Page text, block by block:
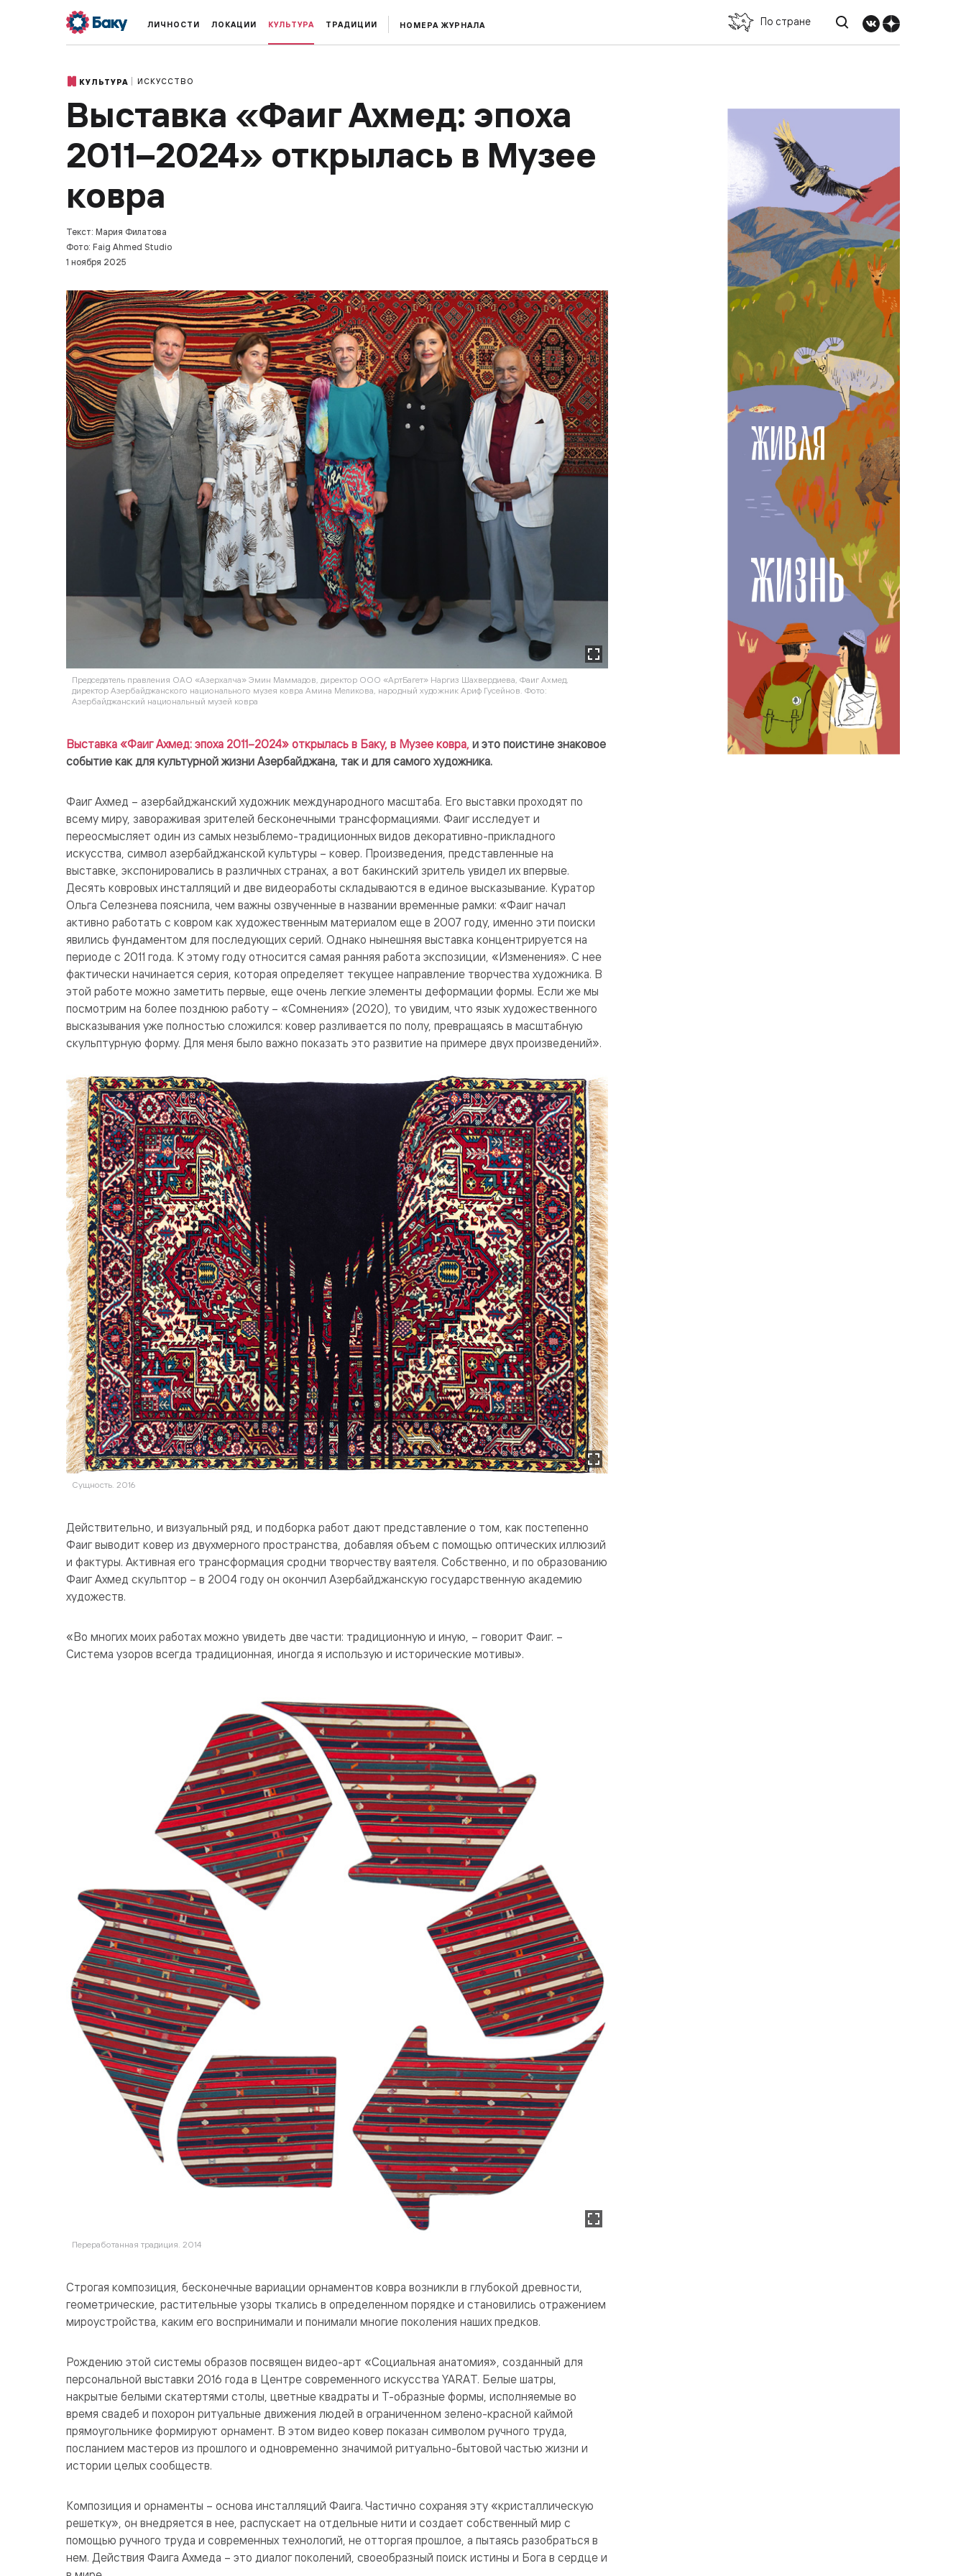
ЛИЧНОСТИ ЛОКАЦИИ КУЛЬТУРА ТРАДИЦИИ НОМЕРА ЖУРНАЛА По стране
КУЛЬТУРА ИСКУССТВО
Выставка «Фаиг Ахмед: эпоха
2011–2024» открылась в Музее
ковра
Текст: Мария Филатова
Фото: Faig Ahmed Studio
1 ноября 2025
Председатель правления ОАО «Азерхалча» Эмин Маммадов, директор ООО «АртБагет» Наргиз Шахвердиева, Фаиг Ахмед,
директор Азербайджанского национального музея ковра Амина Меликова, народный художник Ариф Гусейнов. Фото:
Азербайджанский национальный музей ковра
Выставка «Фаиг Ахмед: эпоха 2011–2024» открылась в Баку, в Музее ковра, и это поистине знаковое
событие как для культурной жизни Азербайджана, так и для самого художника.
Фаиг Ахмед – азербайджанский художник международного масштаба. Его выставки проходят по
всему миру, завораживая зрителей бесконечными трансформациями. Фаиг исследует и
переосмысляет один из самых незыблемо-традиционных видов декоративно-прикладного
искусства, символ азербайджанской культуры – ковер. Произведения, представленные на
выставке, экспонировались в различных странах, а вот бакинский зритель увидел их впервые.
Десять ковровых инсталляций и две видеоработы складываются в единое высказывание. Куратор
Ольга Селезнева пояснила, чем важны озвученные в названии временные рамки: «Фаиг начал
активно работать с ковром как художественным материалом еще в 2007 году, именно эти поиски
явились фундаментом для последующих серий. Однако нынешняя выставка концентрируется на
периоде с 2011 года. К этому году относится самая ранняя работа экспозиции, «Изменения». С нее
фактически начинается серия, которая определяет текущее направление творчества художника. В
этой работе можно заметить первые, еще очень легкие элементы деформации формы. Если же мы
посмотрим на более позднюю работу – «Сомнения» (2020), то увидим, что язык художественного
высказывания уже полностью сложился: ковер разливается по полу, превращаясь в масштабную
скульптурную форму. Для меня было важно показать это развитие на примере двух произведений».
Сущность. 2016
Действительно, и визуальный ряд, и подборка работ дают представление о том, как постепенно
Фаиг выводит ковер из двухмерного пространства, добавляя объем с помощью оптических иллюзий
и фактуры. Активная его трансформация сродни творчеству ваятеля. Собственно, и по образованию
Фаиг Ахмед скульптор – в 2004 году он окончил Азербайджанскую государственную академию
художеств.
«Во многих моих работах можно увидеть две части: традиционную и иную, – говорит Фаиг. –
Система узоров всегда традиционная, иногда я использую и исторические мотивы».
Переработанная традиция. 2014
Строгая композиция, бесконечные вариации орнаментов ковра возникли в глубокой древности,
геометрические, растительные узоры ткались в определенном порядке и становились отражением
мироустройства, каким его воспринимали и понимали многие поколения наших предков.
Рождению этой системы образов посвящен видео-арт «Социальная анатомия», созданный для
персональной выставки 2016 года в Центре современного искусства YARAT. Белые шатры,
накрытые белыми скатертями столы, цветные квадраты и Т-образные формы, исполняемые во
время свадеб и похорон ритуальные движения людей в ограниченном зелено-красной каймой
прямоугольнике формируют орнамент. В этом видео ковер показан символом ручного труда,
посланием мастеров из прошлого и одновременно значимой ритуально-бытовой частью жизни и
истории целых сообществ.
Композиция и орнаменты – основа инсталляций Фаига. Частично сохраняя эту «кристаллическую
решетку», он внедряется в нее, распускает на отдельные нити и создает собственный мир с
помощью ручного труда и современных технологий, не отторгая прошлое, а пытаясь разобраться в
нем. Действия Фаига Ахмеда – это диалог поколений, своеобразный поиск истины и Бога в сердце и